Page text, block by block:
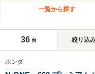
一覧から探す
36 台 絞り込
ホンダ